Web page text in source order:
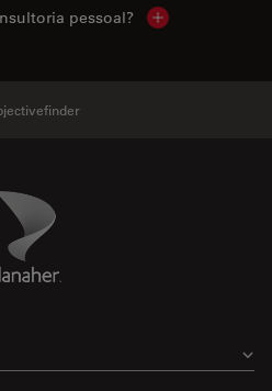
pessoal? Show local
Logo